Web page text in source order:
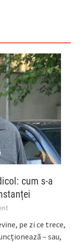
cum s-a
pe zi ce trece,
– sau,